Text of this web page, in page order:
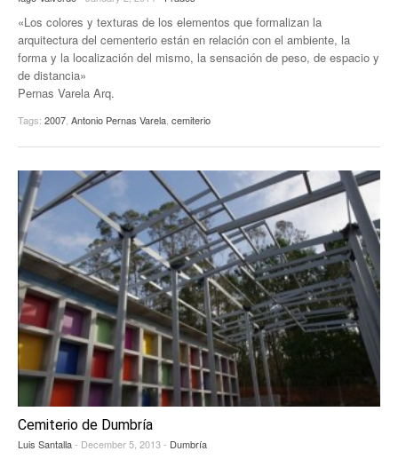
«Los colores y texturas de los elementos que formalizan la
arquitectura del cementerio están en relación con el ambiente, la
forma y la localización del mismo, la sensación de peso, de espacio y
de distancia»
Pernas Varela Arq.
Tags: 2007 Antonio Pernas Varela cemiterio
Cemiterio de Dumbría
Luis Santalla- December 5, 2013 - Dumbría